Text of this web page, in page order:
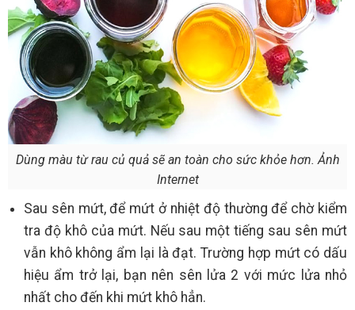
Dùng màu từ rau củ quả sẽ an toàn cho sức khỏe hơn. Ảnh
Internet
Sau sên mứt, để mứt ở nhiệt độ thường để chờ kiểm
tra độ khô của mứt. Nếu sau một tiếng sau sên mứt
vẫn khô không ẩm lại là đạt. Trường hợp mứt có dấu
hiệu ẩm trở lại, bạn nên sên lửa 2 với mức lửa nhỏ
nhất cho đến khi mứt khô hẳn.